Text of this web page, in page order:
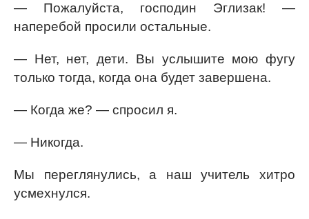
— Пожалуйста, господин Эглизак! —
наперебой просили остальные.
— Нет, нет, дети. Вы услышите мою фугу
только тогда, когда она будет завершена.
— Когда же? — спросил я.
— Никогда.
Мы переглянулись, а наш учитель хитро
усмехнулся.